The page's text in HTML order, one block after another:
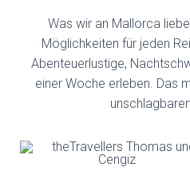
Was wir an Mallorca
Möglichkeiten für jeden
Abenteuerlustige,
einer Woche erleben. Das